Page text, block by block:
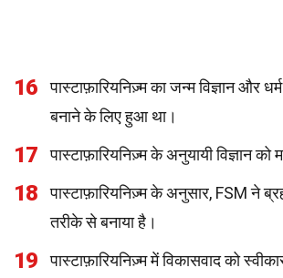
16
पास्टाफ़ारियनिज़्म का जन्म विज्ञान और
बनाने के लिए हुआ था।
17 पास्टाफ़ारियनिज़्म के अनुयायी विज्ञान को
18
पास्टाफ़ारियनिज़्म के अनुसार, FSM ने
तरीके से बनाया है।
19 पास्टाफ़ारियनिज़्म में विकासवाद को